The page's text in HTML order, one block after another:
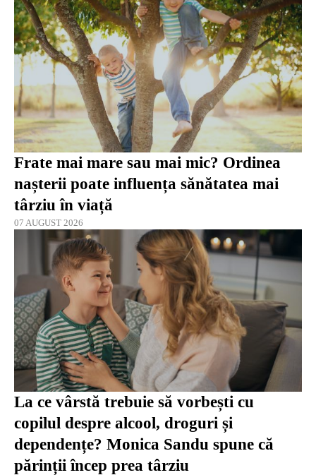
Frate mai mare sau mai mic? Ordinea
nașterii poate influența sănătatea mai
târziu în viață
07 AUGUST 2026
La ce vârstă trebuie să vorbești cu
copilul despre alcool, droguri și
dependențe? Monica Sandu spune că
părinții încep prea târziu